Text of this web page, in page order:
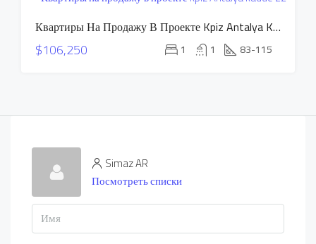
Квартиры На Продажу В Проекте Kpiz Antalya Kadde 22
$106,250 1 1 83-115
Simaz AR
Посмотреть списки